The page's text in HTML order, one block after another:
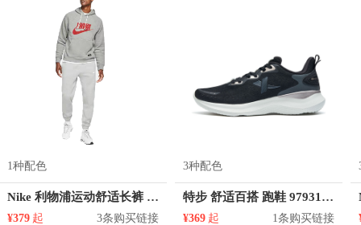
1种配色
Nike 利物浦运动舒适长裤 DD9750
¥379 起 3条购买链接
3种配色
特步 舒适百搭 跑鞋 979318110216
¥369 起 1条购买链接